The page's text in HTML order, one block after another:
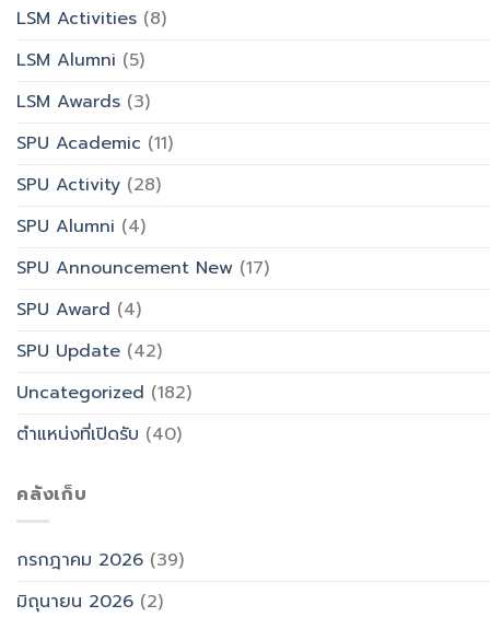
LSM Activities (8)
LSM Alumni (5)
LSM Awards (3)
SPU Academic (11)
SPU Activity (28)
SPU Alumni (4)
SPU Announcement New (17)
SPU Award (4)
SPU Update (42)
Uncategorized (182)
ตำแหน่งที่เปิดรับ (40)
คลังเก็บ
กรกฎาคม 2026 (39)
มิถุนายน 2026 (2)